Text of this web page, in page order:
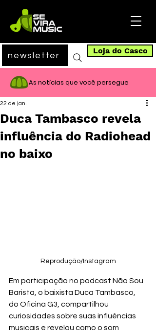
newsletter Loja do Casco
As notícias que você persegue
Duca Tambasco revela
influência do Radiohead
no baixo
22 de jan.
Reprodução/Instagram
Em participação no podcast Não Sou
Barista, o baixista Duca Tambasco,
do Oficina G3, compartilhou
curiosidades sobre suas influências
musicais e revelou como o som